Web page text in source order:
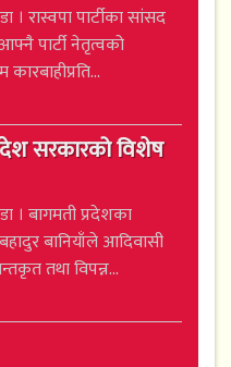
। रास्वपा पार्टीका सांसद
पार्टी नेतृत्वको
सरकारको विशेष
। बागमती प्रदेशका
बानियाँले आदिवासी
तथा विपन्न...